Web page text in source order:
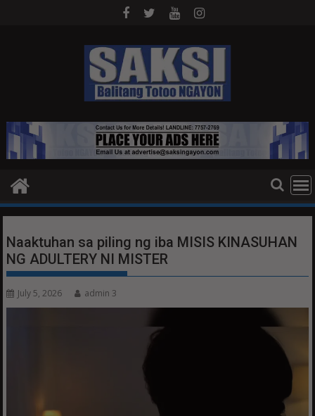
Naaktuhan sa piling ng iba MISIS KINASUHAN
NG ADULTERY NI MISTER
July 5, 2026 admin 3